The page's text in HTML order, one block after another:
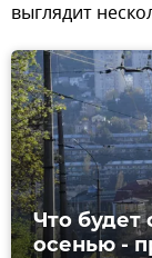
выглядит
Что
осенью -